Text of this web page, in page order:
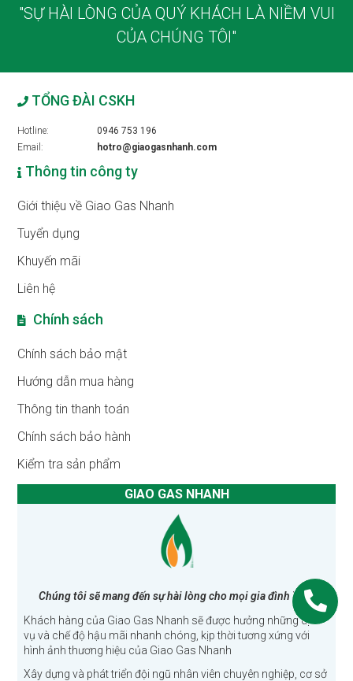
"SỰ HÀI LÒNG CỦA QUÝ KHÁCH LÀ NIỀM VUI
CỦA CHÚNG TÔI"
TỔNG ĐÀI CSKH
Hotline:
Email:
0946 753 196
hotro@giaogasnhanh.com
Thông tin công ty
Giới thiệu về Giao Gas Nhanh
Tuyển dụng
Khuyến mãi
Liên hệ
Chính sách
Chính sách bảo mật
Hướng dẫn mua hàng
Thông tin thanh toán
Chính sách bảo hành
Kiểm tra sản phẩm
GIAO GAS NHANH
Chúng tôi sẽ mang đến sự hài lòng cho mọi gia đình Việt!
Khách hàng của Giao Gas Nhanh sẽ được hưởng những dịch
vụ và chế độ hậu mãi nhanh chóng, kịp thời tương xứng với
hình ảnh thương hiệu của Giao Gas Nhanh
Xây dựng và phát triển đội ngũ nhân viên chuyên nghiệp, cơ sở